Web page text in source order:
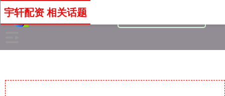
宇轩配资 相关话题